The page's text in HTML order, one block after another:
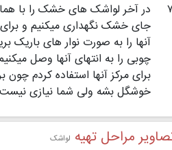
در آخر لواشک های خشک را با
جای خشک نگهداری میکنیم و
آنها را به صورت نوار های باریک
چوبی را به انتهای آنها وصل
برای مرکز آنها استفاده کردم
خوشگل بشه ولی شما نیازی نیست
مراحل تهیه لواشک